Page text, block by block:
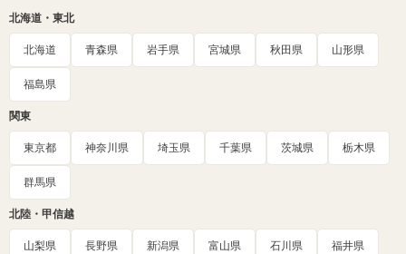
北海道・東北
北海道 青森県 岩手県 宮城県 秋田県 山形県
福島県
関東
東京都 神奈川県 埼玉県 千葉県 茨城県 栃木県
群馬県
北陸・甲信越
山梨県 長野県 新潟県 富山県 石川県 福井県